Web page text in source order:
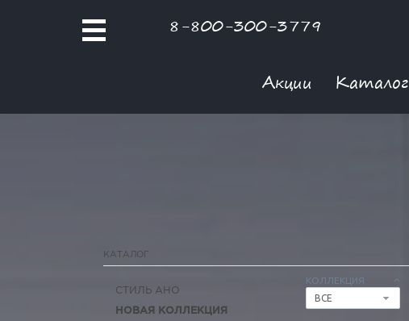
8-800-300-3779
Акции Каталог
КАТАЛОГ
КОЛЛЕКЦИЯ
ВСЕ
СТИЛЬ АНО
НОВАЯ КОЛЛЕКЦИЯ